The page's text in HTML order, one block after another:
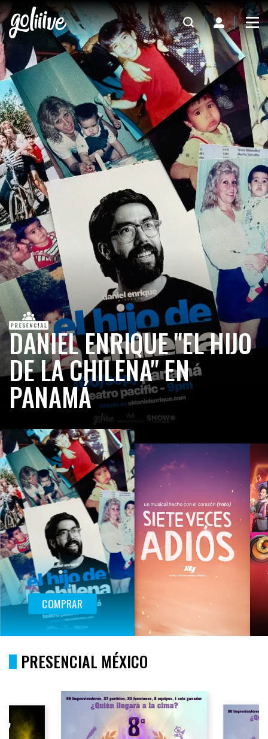
DANIEL ENRIQUE "EL HIJO
DE LA CHILENA" EN
PANAMÁ
COMPRAR
PRESENCIAL MÉXICO